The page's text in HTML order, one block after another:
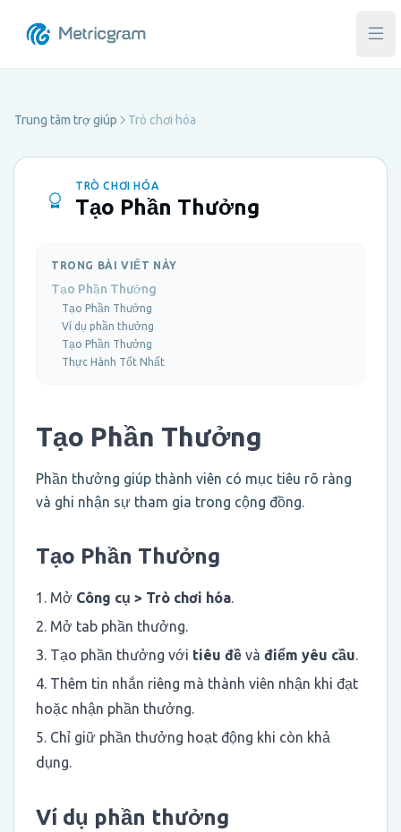
Mở
Trung tâm trợ giúp Trò chơi hóa
TRÒ CHƠI HÓA
Tạo Phần Thưởng
TRONG BÀI VIẾT NÀY
Tạo Phần Thưởng
Tạo Phần Thưởng
Ví dụ phần thưởng
Tạo Phần Thưởng
Thực Hành Tốt Nhất
Tạo Phần Thưởng
Phần thưởng giúp thành viên có mục tiêu rõ ràng
và ghi nhận sự tham gia trong cộng đồng.
Tạo Phần Thưởng
Mở Công cụ > Trò chơi hóa.
Mở tab phần thưởng.
Tạo phần thưởng với tiêu đề và điểm yêu cầu.
Thêm tin nhắn riêng mà thành viên nhận khi đạt
hoặc nhận phần thưởng.
Chỉ giữ phần thưởng hoạt động khi còn khả
dụng.
Ví dụ phần thưởng